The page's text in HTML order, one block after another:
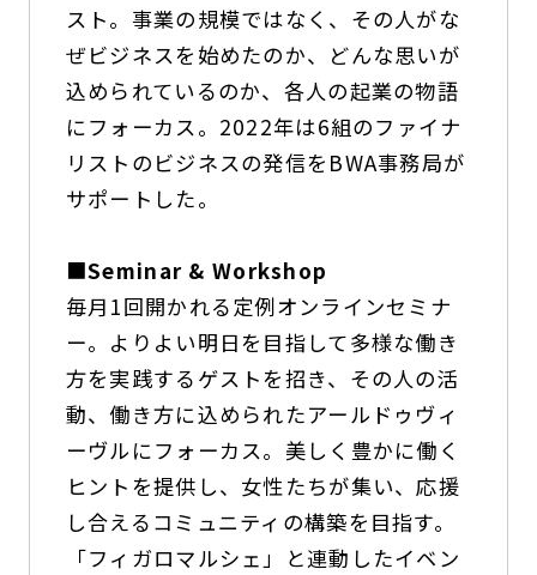
スト。事業の規模ではなく、その人がな
ぜビジネスを始めたのか、どんな思いが
込められているのか、各人の起業の物語
にフォーカス。2022年は6組のファイナ
リストのビジネスの発信をBWA事務局が
サポートした。
■Seminar & Workshop
毎月1回開かれる定例オンラインセミナ
ー。よりよい明日を目指して多様な働き
方を実践するゲストを招き、その人の活
動、働き方に込められたアールドゥヴィ
ーヴルにフォーカス。美しく豊かに働く
ヒントを提供し、女性たちが集い、応援
し合えるコミュニティの構築を目指す。
「フィガロマルシェ」と連動したイベン